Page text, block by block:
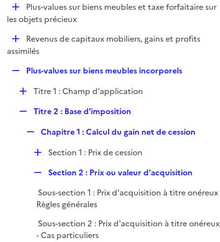
p
l
i
e
r
D
é
i
Plus-values sur biens meubles et taxe forfaitaire sur
les objets précieux
D
é
i
e
r
Revenus de capitaux mobiliers, gains et profits
assimilés
p
Plus-values sur biens meubles incorporels
DTitre 1 : Champ d'application
p
Titre 2 : Base d'imposition
p
e
r
Chapitre 1 : Calcul du gain net de cession
D
i
e
r
Section 1 : Prix de cession
p
l
e
Section 2 : Prix ou valeur d'acquisition
Sous-section 1 : Prix d'acquisition à titre onéreux
Règles générales
Sous-section 2 : Prix d'acquisition à titre onéreux
- Cas particuliers